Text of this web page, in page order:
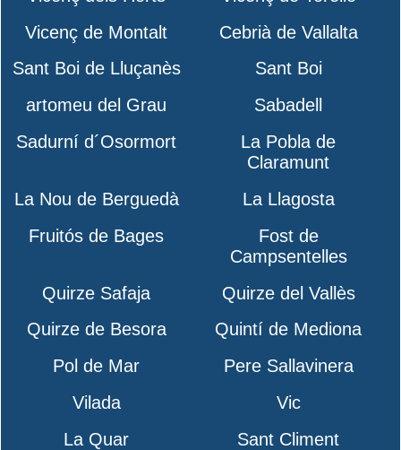
Vicenç de Montalt
Cebrià de Vallalta
Sant Boi de Lluçanès
Sant Boi
artomeu del Grau
Sabadell
Sadurní d´Osormort
La Pobla de
Claramunt
La Nou de Berguedà
La Llagosta
Fruitós de Bages
Fost de
Campsentelles
Quirze Safaja
Quirze del Vallès
Quirze de Besora
Quintí de Mediona
Pol de Mar
Pere Sallavinera
Vilada
Vic
La Quar
Sant Climent